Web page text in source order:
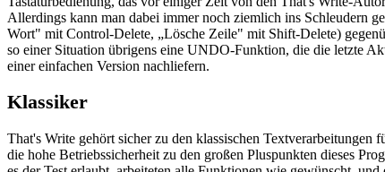
Allerdings kann man dabei immer noch ziemlich ins Schleudern
Wort" mit Control-Delete, „Lösche Zeile" mit Shift-Delete)
so einer Situation übrigens eine UNDO-Funktion, die die letzte
einer einfachen Version nachliefern.
Klassiker
That's Write gehört sicher zu den klassischen
die hohe Betriebssicherheit zu den großen Pluspunkten dieses